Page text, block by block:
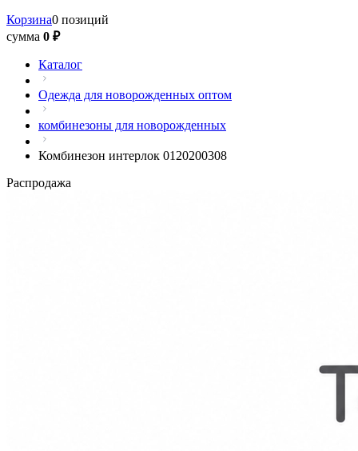
Корзина0 позиций
сумма 0 ₽
Каталог
Одежда для новорожденных оптом
комбинезоны для новорожденных
Комбинезон интерлок 0120200308
Распродажа